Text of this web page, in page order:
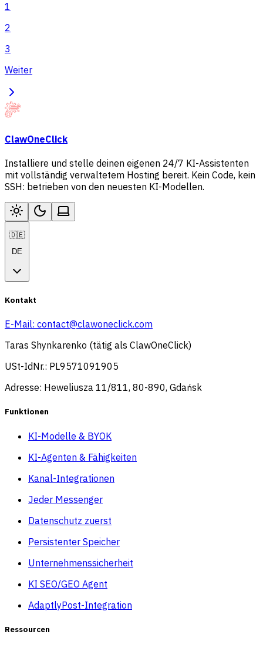
1
2
3
Weiter
ClawOneClick
Installiere und stelle deinen eigenen 24/7 KI-Assistenten
mit vollständig verwaltetem Hosting bereit. Kein Code, kein
SSH: betrieben von den neuesten KI-Modellen.
🇩🇪
DE
Kontakt
E-Mail: contact@clawoneclick.com
Taras Shynkarenko (tätig als ClawOneClick)
USt-IdNr.: PL9571091905
Adresse: Heweliusza 11/811, 80-890, Gdańsk
Funktionen
KI-Modelle & BYOK
KI-Agenten & Fähigkeiten
Kanal-Integrationen
Jeder Messenger
Datenschutz zuerst
Persistenter Speicher
Unternehmenssicherheit
KI SEO/GEO Agent
AdaptlyPost-Integration
Ressourcen